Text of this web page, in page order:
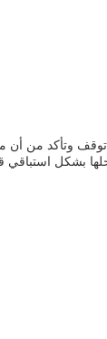
وتأكد من أن
بشكل استباقي